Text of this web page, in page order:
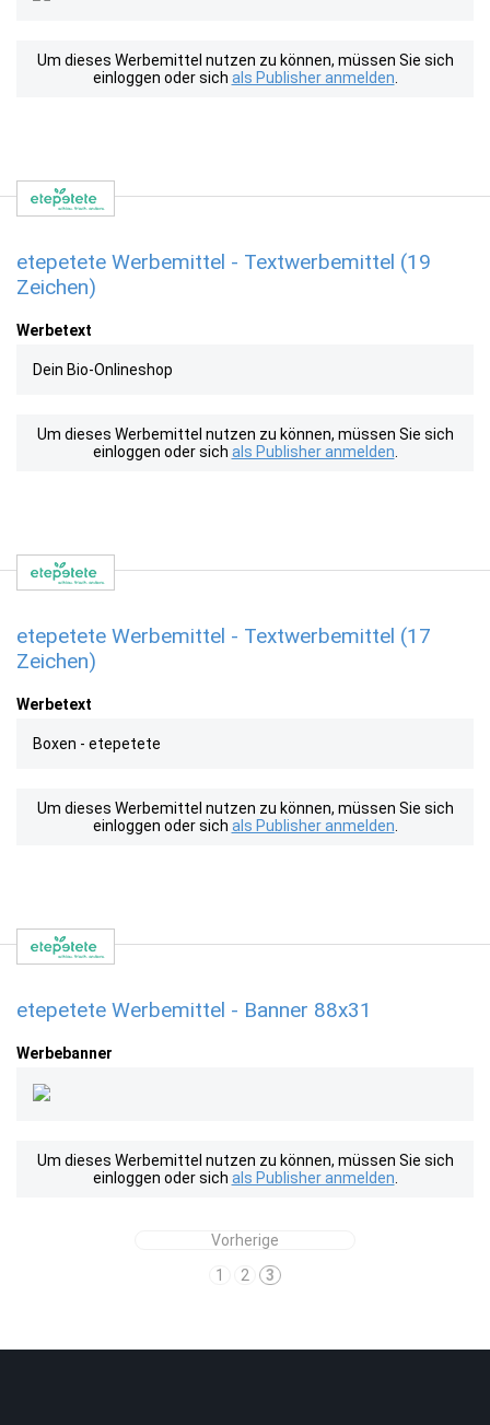
Um dieses Werbemittel nutzen zu können, müssen Sie sich
einloggen oder sich als Publisher anmelden
etepetete Werbemittel - Textwerbemittel (19
Zeichen)
Werbetext
Dein Bio-Onlineshop
Um dieses Werbemittel nutzen zu können, müssen Sie sich
einloggen oder sich als Publisher anmelden
etepetete Werbemittel - Textwerbemittel (17
Zeichen)
Werbetext
Boxen - etepetete
Um dieses Werbemittel nutzen zu können, müssen Sie sich
einloggen oder sich als Publisher anmelden
etepetete Werbemittel - Banner 88x31
Werbebanner
Um dieses Werbemittel nutzen zu können, müssen Sie sich
einloggen oder sich als Publisher anmelden
Vorherige
1
2 3